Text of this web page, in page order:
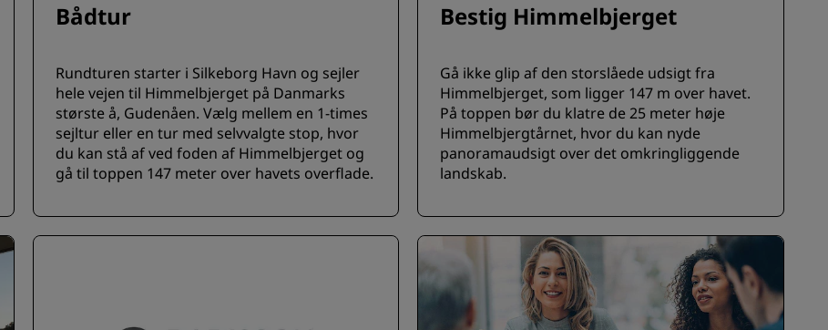
Bådtur
Rundturen starter i Silkeborg Havn og sejler
hele vejen til Himmelbjerget på Danmarks
største å, Gudenåen. Vælg mellem en 1-times
sejltur eller en tur med selvvalgte stop, hvor
du kan stå af ved foden af Himmelbjerget og
gå til toppen 147 meter over havets overflade.
Bestig Himmelbjerget
Gå ikke glip af den storslåede udsigt fra
Himmelbjerget, som ligger 147 m over havet.
På toppen bør du klatre de 25 meter høje
Himmelbjergtårnet, hvor du kan nyde
panoramaudsigt over det omkringliggende
landskab.